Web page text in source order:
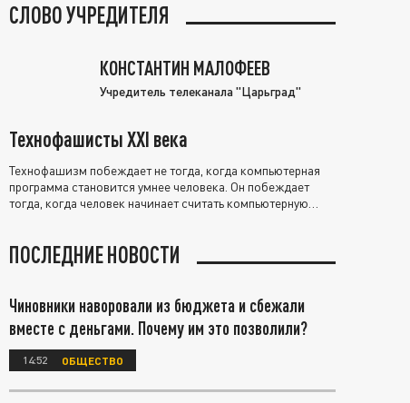
СЛОВО УЧРЕДИТЕЛЯ
КОНСТАНТИН МАЛОФЕЕВ
Учредитель телеканала "Царьград"
Технофашисты XXI века
Технофашизм побеждает не тогда, когда компьютерная
программа становится умнее человека. Он побеждает
тогда, когда человек начинает считать компьютерную
ПОСЛЕДНИЕ НОВОСТИ
Чиновники наворовали из бюджета и сбежали
вместе с деньгами. Почему им это позволили?
14:52 ОБЩЕСТВО